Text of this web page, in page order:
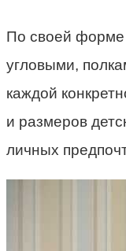
По своей форме
угловыми,
каждой
и размеров
личных